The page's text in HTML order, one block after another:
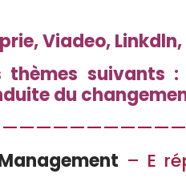
Viadeo,Linkdln,
thèmes suivants :
du
– E